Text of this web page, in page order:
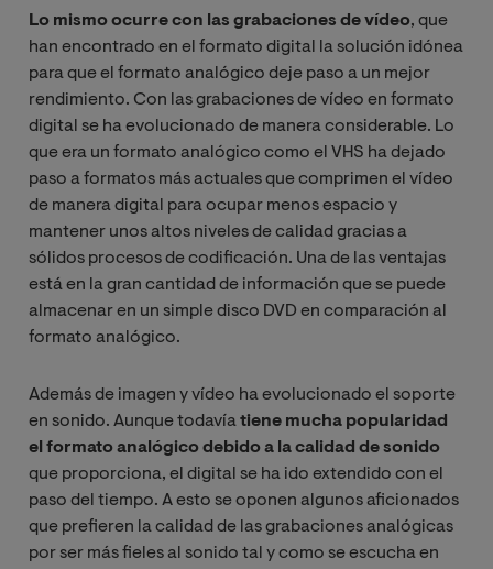
Lo mismo ocurre con las grabaciones de vídeo, que
han encontrado en el formato digital la solución idónea
para que el formato analógico deje paso a un mejor
rendimiento. Con las grabaciones de vídeo en formato
digital se ha evolucionado de manera considerable. Lo
que era un formato analógico como el VHS ha dejado
paso a formatos más actuales que comprimen el vídeo
de manera digital para ocupar menos espacio y
mantener unos altos niveles de calidad gracias a
sólidos procesos de codificación. Una de las ventajas
está en la gran cantidad de información que se puede
almacenar en un simple disco DVD en comparación al
formato analógico.
Además de imagen y vídeo ha evolucionado el soporte
en sonido. Aunque todavíatiene mucha popularidad
el formato analógico debido a la calidad de sonido
que proporciona, el digital se ha ido extendido con el
paso del tiempo. A esto se oponen algunos aficionados
que prefieren la calidad de las grabaciones analógicas
por ser más fieles al sonido tal y como se escucha en